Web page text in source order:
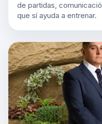
de partidas,
que sí ayuda a entrenar.